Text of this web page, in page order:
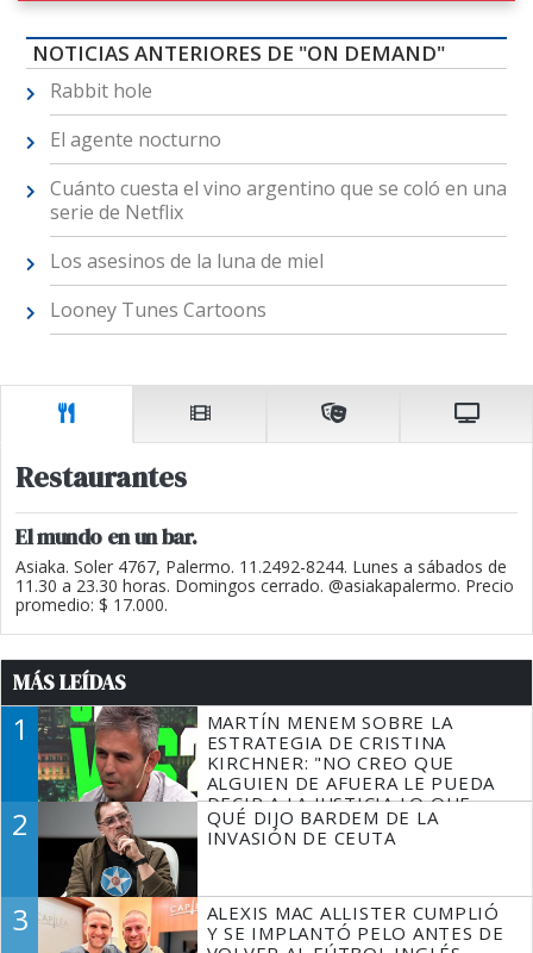
NOTICIAS ANTERIORES DE "ON DEMAND"
Rabbit hole
El agente nocturno
Cuánto cuesta el vino argentino que se coló en una
serie de Netflix
Los asesinos de la luna de miel
Looney Tunes Cartoons
Restaurantes
El mundo en un bar.
Asiaka. Soler 4767, Palermo. 11.2492-8244. Lunes a sábados de
11.30 a 23.30 horas. Domingos cerrado. @asiakapalermo. Precio
promedio: $ 17.000.
MÁS LEÍDAS
1
MARTÍN MENEM SOBRE LA
ESTRATEGIA DE CRISTINA
KIRCHNER: "NO CREO QUE
ALGUIEN DE AFUERA LE PUEDA
DECIR A LA JUSTICIA LO QUE
TIENE QUE HACER"
2
QUÉ DIJO BARDEM DE LA
INVASIÓN DE CEUTA
3
ALEXIS MAC ALLISTER CUMPLIÓ
Y SE IMPLANTÓ PELO ANTES DE